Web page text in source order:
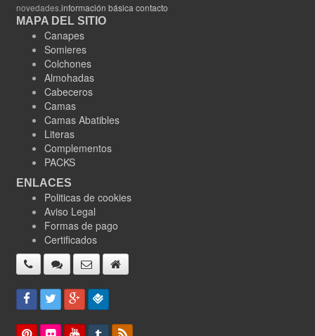
novedades.información básica contacto
MAPA DEL SITIO
Canapes
Somieres
Colchones
Almohadas
Cabeceros
Camas
Camas Abatibles
Literas
Complementos
PACKS
ENLACES
Politicas de cookies
Aviso Legal
Formas de pago
Certificados